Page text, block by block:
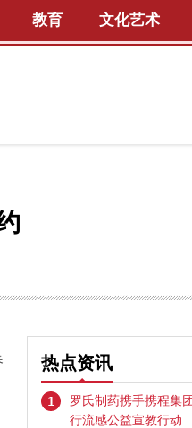
教育 文化艺术
热点资讯
1
罗氏制药携手携程集
行流感公益宣教行动